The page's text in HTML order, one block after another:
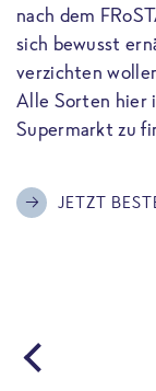
nach dem
sich bewusst
verzichten
Alle Sorten hier
Supermarkt zu
JETZT